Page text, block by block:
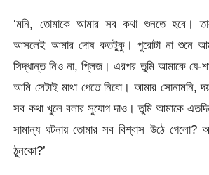
‘মনি, তোমাকে আমার সব কথা শুনতে হবে।
আসলেই আমার দোষ কতটুকু। পুরোটা না শুনে
সিদ্ধান্ত নিও না, প্লিজ। এরপর তুমি আমাকে যে-
আমি সেটাই মাথা পেতে নিবো। আমার সোনামনি,
সব কথা খুলে বলার সুযোগ দাও। তুমি আমাকে
সামান্য ঘটনায় তোমার সব বিশ্বাস উঠে গেলো?
ঠুনকো?’